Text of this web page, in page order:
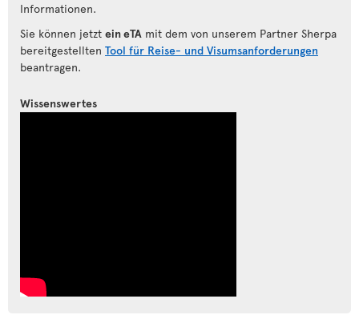
Informationen.
Sie können jetzt ein eTA mit dem von unserem Partner Sherpa
bereitgestellten Tool für Reise- und Visumsanforderungen
beantragen.
Wissenswertes